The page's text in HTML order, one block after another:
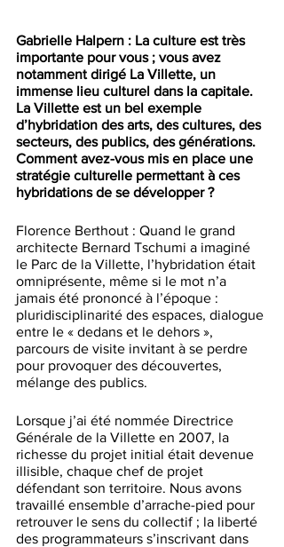
Gabrielle Halpern : La culture est très
importante pour vous ; vous avez
notamment dirigé La Villette, un
immense lieu culturel dans la capitale.
La Villette est un bel exemple
d’hybridation des arts, des cultures, des
secteurs, des publics, des générations.
Comment avez-vous mis en place une
stratégie culturelle permettant à ces
hybridations de se développer ?
Florence Berthout : Quand le grand
architecte Bernard Tschumi a imaginé
le Parc de la Villette, l’hybridation était
omniprésente, même si le mot n’a
jamais été prononcé à l’époque :
pluridisciplinarité des espaces, dialogue
entre le « dedans et le dehors »,
parcours de visite invitant à se perdre
pour provoquer des découvertes,
mélange des publics.
Lorsque j’ai été nommée Directrice
Générale de la Villette en 2007, la
richesse du projet initial était devenue
illisible, chaque chef de projet
défendant son territoire. Nous avons
travaillé ensemble d’arrache-pied pour
retrouver le sens du collectif ; la liberté
des programmateurs s’inscrivant dans